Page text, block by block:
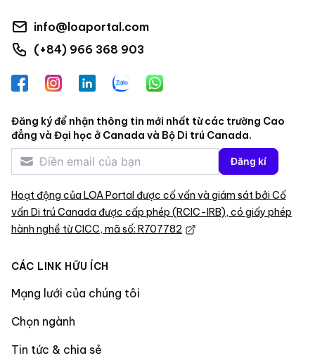
info@loaportal.com
(+84) 966 368 903
FacebookInstagramLinkedInZalo WhatsApp
Đăng ký để nhận thông tin mới nhất từ các trường Cao
đẳng và Đại học ở Canada và Bộ Di trú Canada.
Đăng kí
Hoạt động của LOA Portal được cố vấn và giám sát bởi Cố
vấn Di trú Canada được cấp phép (RCIC-IRB), có giấy phép
hành nghề từ CICC, mã số: R707782
CÁC LINK HỮU ÍCH
Mạng lưới của chúng tôi
Chọn ngành
Tin tức & chia sẻ